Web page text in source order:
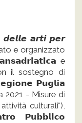
𝙖𝙧𝙩𝙞 𝙥𝙚𝙧
e organizzato
e
il sostegno di
𝗣𝘂𝗴𝗹𝗶𝗮
2021 - Misure di
culturali"),
𝗣𝘂𝗯𝗯𝗹𝗶𝗰𝗼